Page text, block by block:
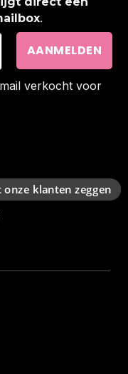
.
verkocht voor
onze klanten zeggen